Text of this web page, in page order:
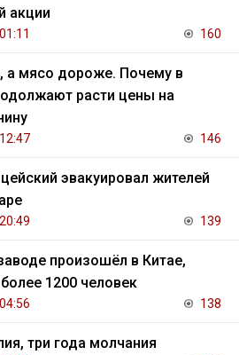
акции
160
а мясо дороже. Почему в
расти цены на
146
эвакуировал жителей
139
произошёл в Китае,
1200 человек
138
три года молчания